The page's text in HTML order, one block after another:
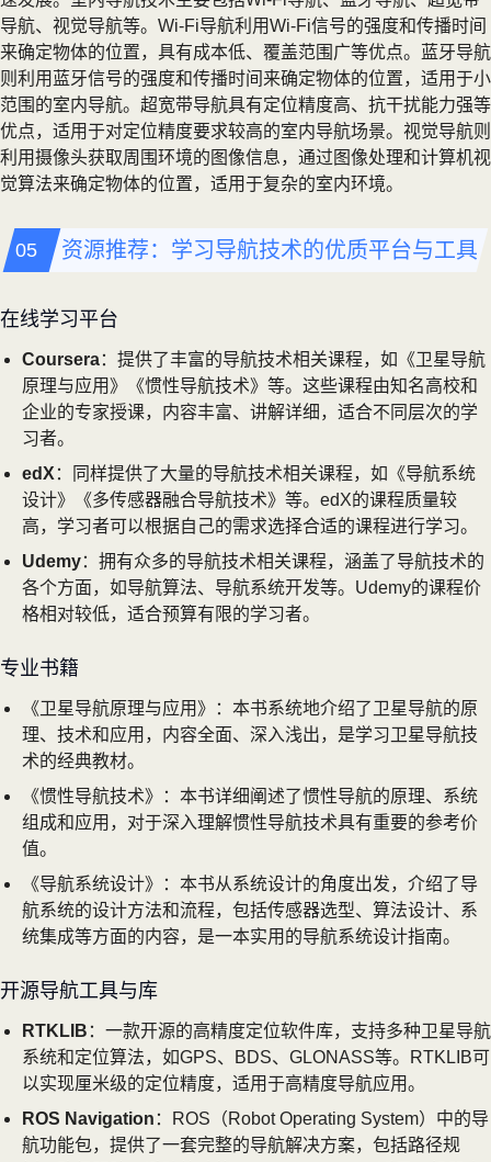
导航、视觉导航等。Wi-Fi导航利用Wi-Fi信号的强度和传播时间
来确定物体的位置，具有成本低、覆盖范围广等优点。蓝牙导航
则利用蓝牙信号的强度和传播时间来确定物体的位置，适用于小
范围的室内导航。超宽带导航具有定位精度高、抗干扰能力强等
优点，适用于对定位精度要求较高的室内导航场景。视觉导航则
利用摄像头获取周围环境的图像信息，通过图像处理和计算机视
觉算法来确定物体的位置，适用于复杂的室内环境。
资源推荐：学习导航技术的优质平台与工具
在线学习平台
Coursera：提供了丰富的导航技术相关课程，如《卫星导航
原理与应用》《惯性导航技术》等。这些课程由知名高校和
企业的专家授课，内容丰富、讲解详细，适合不同层次的学
习者。
edX ：同样提供了大量的导航技术相关课程，如《导航系统
设计》《多传感器融合导航技术》等。edX的课程质量较
高，学习者可以根据自己的需求选择合适的课程进行学习。
Udemy：拥有众多的导航技术相关课程，涵盖了导航技术的
各个方面，如导航算法、导航系统开发等。Udemy的课程价
格相对较低，适合预算有限的学习者。
专业书籍
《卫星导航原理与应用》：本书系统地介绍了卫星导航的原
理、技术和应用，内容全面、深入浅出，是学习卫星导航技
术的经典教材。
《惯性导航技术》：本书详细阐述了惯性导航的原理、系统
组成和应用，对于深入理解惯性导航技术具有重要的参考价
值。
《导航系统设计》：本书从系统设计的角度出发，介绍了导
航系统的设计方法和流程，包括传感器选型、算法设计、系
统集成等方面的内容，是一本实用的导航系统设计指南。
开源导航工具与库
RTKLIB ：一款开源的高精度定位软件库，支持多种卫星导航
系统和定位算法，如GPS、BDS、GLONASS等。RTKLIB可
以实现厘米级的定位精度，适用于高精度导航应用。
ROS Navigation ：ROS（Robot Operating System）中的导
航功能包，提供了一套完整的导航解决方案，包括路径规